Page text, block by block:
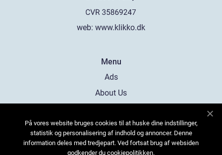
web: www.klikko.dk
Menu
Ads
About Us
Contact
Sitemap
På vores website bruges cookies til at huske dine indstillinger,
statistik og personalisering af indhold og annoncer. Denne
information deles med tredjepart. Ved fortsat brug af websiden
godkender du cookiepolitikken.